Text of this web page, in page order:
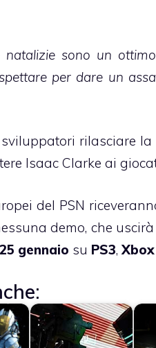
natalizie sono un
per dare un
rilasciare
Isaac Clarke ai
del PSN
demo, che
25 gennaio su PS3,